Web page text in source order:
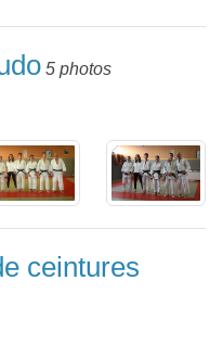
5 photos
ceintures